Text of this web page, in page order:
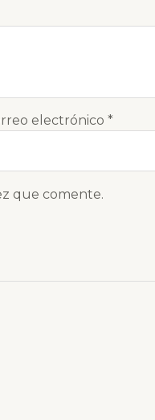
electrónico *
que comente.